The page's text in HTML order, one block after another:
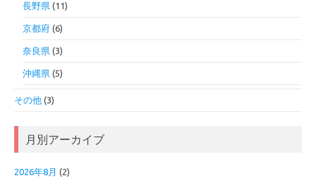
長野県 (11)
京都府 (6)
奈良県 (3)
沖縄県 (5)
その他 (3)
月別アーカイブ
2026年8月 (2)